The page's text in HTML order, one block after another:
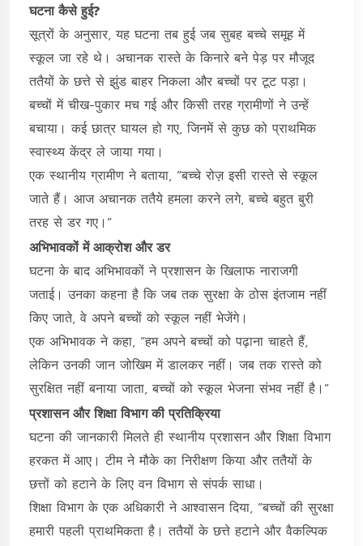
घटना कैसे हुई?
सूत्रों के अनुसार, यह घटना तब हुई जब सुबह बच्चे समूह में
स्कूल जा रहे थे। अचानक रास्ते के किनारे बने पेड़ पर मौजूद
ततैयों के छत्ते से झुंड बाहर निकला और बच्चों पर टूट पड़ा।
बच्चों में चीख-पुकार मच गई और किसी तरह ग्रामीणों ने उन्हें
बचाया। कई छात्र घायल हो गए, जिनमें से कुछ को प्राथमिक
स्वास्थ्य केंद्र ले जाया गया।
एक स्थानीय ग्रामीण ने बताया, “बच्चे रोज़ इसी रास्ते से स्कूल
जाते हैं। आज अचानक ततैये हमला करने लगे, बच्चे बहुत बुरी
तरह से डर गए।”
अभिभावकों में आक्रोश और डर
घटना के बाद अभिभावकों ने प्रशासन के खिलाफ नाराजगी
जताई। उनका कहना है कि जब तक सुरक्षा के ठोस इंतजाम नहीं
किए जाते, वे अपने बच्चों को स्कूल नहीं भेजेंगे।
एक अभिभावक ने कहा, “हम अपने बच्चों को पढ़ाना चाहते हैं,
लेकिन उनकी जान जोखिम में डालकर नहीं। जब तक रास्ते को
सुरक्षित नहीं बनाया जाता, बच्चों को स्कूल भेजना संभव नहीं है।”
प्रशासन और शिक्षा विभाग की प्रतिक्रिया
घटना की जानकारी मिलते ही स्थानीय प्रशासन और शिक्षा विभाग
हरकत में आए। टीम ने मौके का निरीक्षण किया और ततैयों के
छत्तों को हटाने के लिए वन विभाग से संपर्क साधा।
शिक्षा विभाग के एक अधिकारी ने आश्वासन दिया, “बच्चों की सुरक्षा
हमारी पहली प्राथमिकता है। ततैयों के छत्ते हटाने और वैकल्पिक